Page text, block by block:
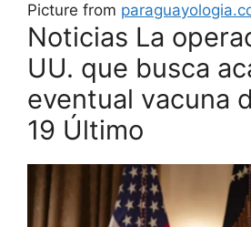
Picture from
Noticias La
UU. que busca
eventual vacuna
19 Último